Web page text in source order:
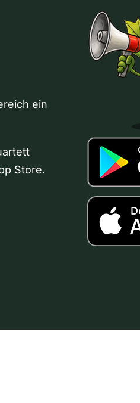
ein
Store.